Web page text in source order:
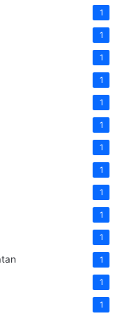
1
1
1
1
1
1
1
1
1
1
1
1
1
1